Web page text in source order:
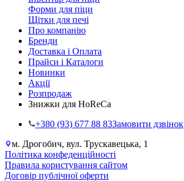
Форми для піци
Щітки для печі
Про компанію
Бренди
Доставка і Оплата
Прайси і Каталоги
Новинки
Акції
Розпродаж
Знижки для HoReCa
+38‎0 (93) 677 88 83Замовити дзвінок
м. Дрогобич, вул. Трускавецька, 1
Політика конфеденційності
Правила користування сайтом
Договір публічної оферти